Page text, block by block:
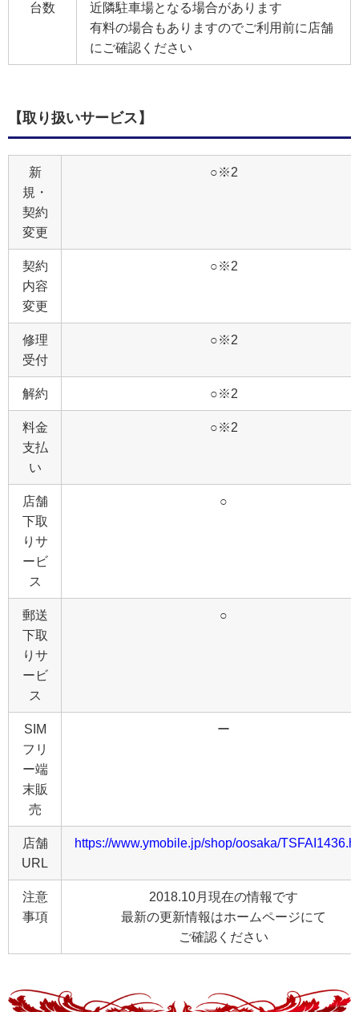
台数
近隣駐車場となる場合があります
有料の場合もありますのでご利用前に店舗
にご確認ください
【取り扱いサービス】
新
規・
契約
変更
○※2
契約
内容
変更
○※2
修理
受付
○※2
解約 ○※2
料金
支払
い
○※2
店舗
下取
りサ
ービ
ス
○
郵送
下取
りサ
ービ
ス
○
SIM
フリ
ー端
末販
売
ー
店舗
URL
https://www.ymobile.jp/shop/oosaka/
注意
事項
2018.10月現在の情報です
最新の更新情報はホームページにて
ご確認ください